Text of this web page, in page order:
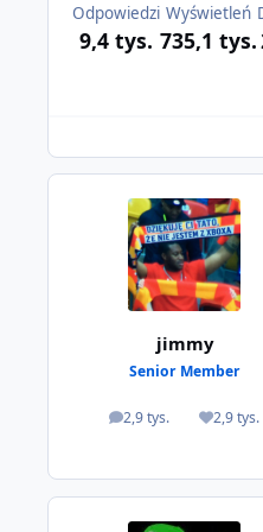
Odpowiedzi
9,4 tys.
Wyświetleń
735,1 tys.
jimmy
Senior Member
2,9 tys.
odpowiedzi2,9 tys.